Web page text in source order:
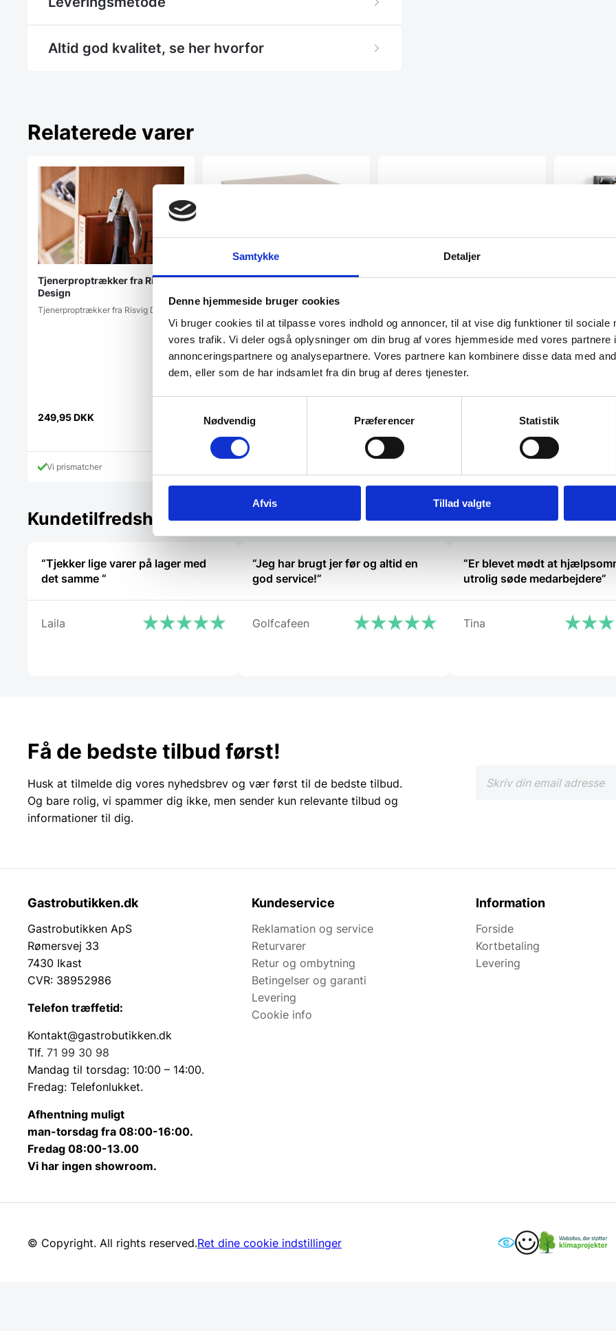
Samtykke Detaljer
Denne hjemmeside bruger cookies
Vi bruger cookies til at tilpasse vores indhold og annoncer, til at vise dig funktioner til sociale
vores trafik. Vi deler også oplysninger om din brug af vores hjemmeside med vores partnere
annonceringspartnere og analysepartnere. Vores partnere kan kombinere disse data med
dem, eller som de har indsamlet fra din brug af deres tjenester.
Nødvendig
Præferencer Statistik
Afvis Tillad valgte
Altid god kvalitet, se her hvorfor
Relaterede varer
Tjenerproptrækker fra Risvig
Design
Tjenerproptrækker fra Risvig Design
249,95DKK
Vi prismatcher
Savant bord i brun og sort
Dette bord er ultra moderne. Det har
en flot melamin bordplade og har
1.499,00
Isterningeform, diamant, Hendi
75,00
Flaskeåbner
Hendi Mål:
Kundetilfredshed
“Tjekker lige varer på lager med
det samme “
Laila
“Jeg har brugt jer før og altid en
god service!”
Golfcafeen
“Er blevet mødt at
utrolig søde medarbejdere”
Tina
Få de bedste tilbud først!
Husk at tilmelde dig vores nyhedsbrev og vær først til de bedste tilbud.
Og bare rolig, vi spammer dig ikke, men sender kun relevante tilbud og
informationer til dig.
Gastrobutikken.dk
Gastrobutikken ApS
Rømersvej 33
7430 Ikast
CVR: 38952986
Telefon træffetid:
Kontakt@gastrobutikken.dk
Tlf. 71 99 30 98
Mandag til torsdag: 10:00 – 14:00.
Fredag: Telefonlukket.
Afhentning muligt
man-torsdag fra 08:00-16:00.
Fredag 08:00-13.00
Vi har ingen showroom.
Kundeservice
Reklamation og service
Returvarer
Retur og ombytning
Betingelser og garanti
Levering
Cookie info
Information
Forside
Kortbetaling
Levering
© Copyright. All rights reserved.Ret dine cookie indstillinger